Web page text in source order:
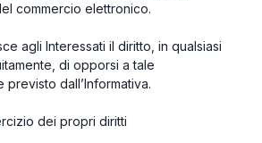
commercio elettronico.
agli Interessati il diritto, in qualsiasi
di opporsi a tale
previsto dall’Informativa.
dei propri diritti